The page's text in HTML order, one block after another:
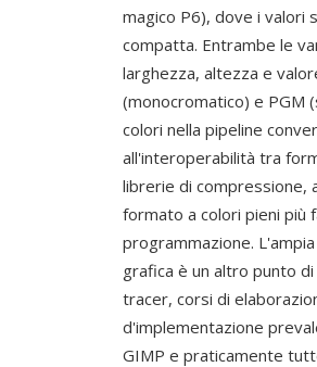
magico P6), dove i valori
compatta. Entrambe le
larghezza, altezza e
(monocromatico) e PGM
colori nella pipeline
all'interoperabilità tra
librerie di compressione,
formato a colori pieni più
programmazione.
grafica è un altro punto
tracer, corsi di
d'implementazione
GIMP e praticamente